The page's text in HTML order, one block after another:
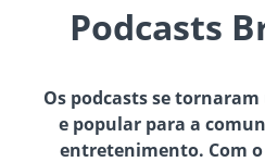
Podcasts
Os podcasts se
e popular para a
entretenimento. Com